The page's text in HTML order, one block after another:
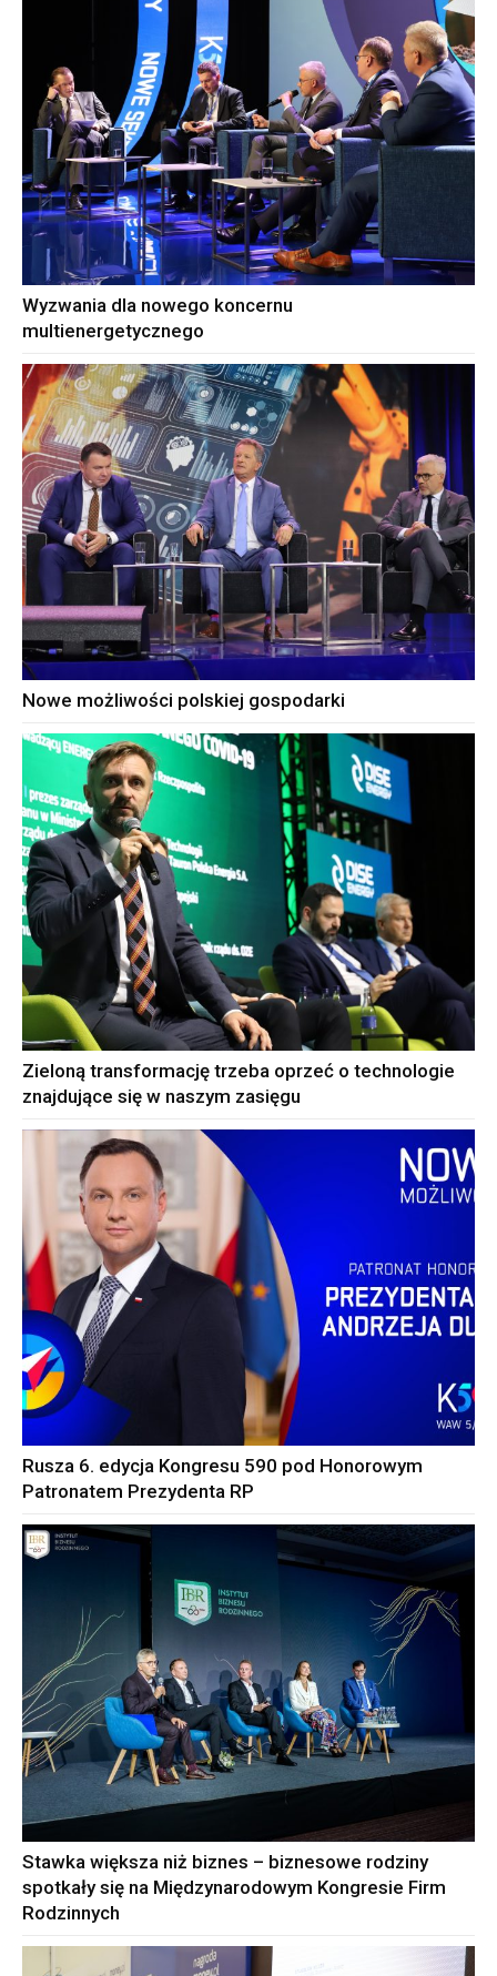
Wyzwania dla nowego koncernu
multienergetycznego
Nowe możliwości polskiej gospodarki
Zieloną transformację trzeba oprzeć o technologie
znajdujące się w naszym zasięgu
Rusza 6. edycja Kongresu 590 pod Honorowym
Patronatem Prezydenta RP
Stawka większa niż biznes – biznesowe rodziny
spotkały się na Międzynarodowym Kongresie Firm
Rodzinnych